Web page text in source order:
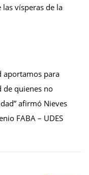
vísperas de la
aportamos para
de quienes no
afirmó Nieves
FABA – UDES